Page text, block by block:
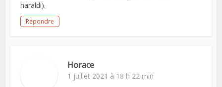
haraldi).
Répondre
Horace
1 juillet 2021 à 18 h 22 min